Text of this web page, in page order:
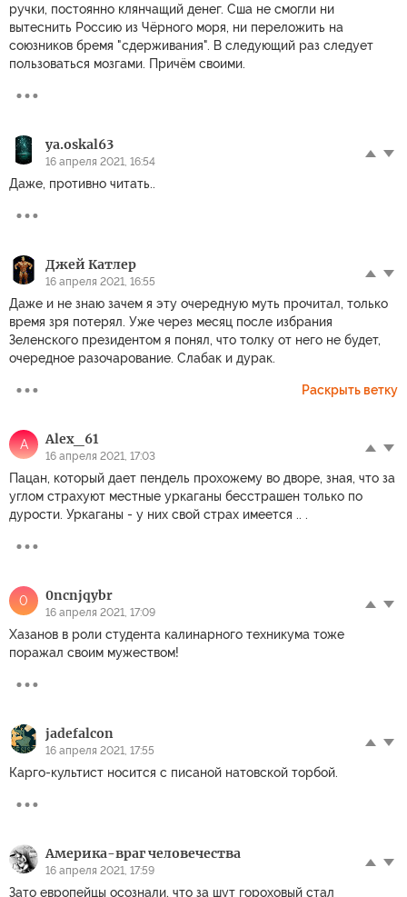
ручки, постоянно клянчащий денег. Сша не смогли ни
вытеснить Россию из Чёрного моря, ни переложить на
союзников бремя "сдерживания". В следующий раз следует
пользоваться мозгами. Причём своими.
ya.oskal63
16 апреля 2021, 16:54
Даже, противно читать..
Джей Катлер
16 апреля 2021, 16:55
Даже и не знаю зачем я эту очередную муть прочитал, только
время зря потерял. Уже через месяц после избрания
Зеленского президентом я понял, что толку от него не будет,
очередное разочарование. Слабак и дурак.
Раскрыть ветку
A Alex_61
16 апреля 2021, 17:03
Пацан, который дает пендель прохожему во дворе, зная, что за
углом страхуют местные уркаганы бесстрашен только по
дурости. Уркаганы - у них свой страх имеется .. .
0 0ncnjqybr
16 апреля 2021, 17:09
Хазанов в роли студента калинарного техникума тоже
поражал своим мужеством!
jadefalcon
16 апреля 2021, 17:55
Карго-культист носится с писаной натовской торбой.
Америка-враг человечества
16 апреля 2021, 17:59
Зато европейцы осознали, что за шут гороховый стал